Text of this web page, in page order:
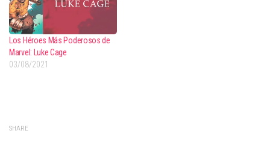
Los Héroes Más Poderosos de
Marvel: Luke Cage
03/08/2021
SHARE